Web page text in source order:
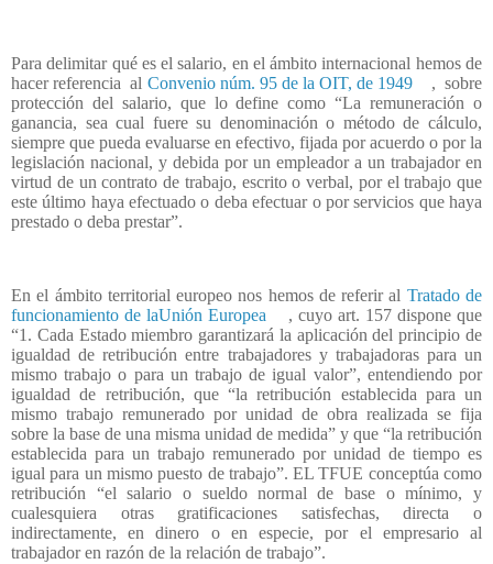
Para delimitar qué es el salario, en el ámbito internacional hemos de
hacer referencia al Convenio núm. 95 de la OIT, de 1949 , sobre
protección del salario, que lo define como “La remuneración o
ganancia, sea cual fuere su denominación o método de cálculo,
siempre que pueda evaluarse en efectivo, fijada por acuerdo o por la
legislación nacional, y debida por un empleador a un trabajador en
virtud de un contrato de trabajo, escrito o verbal, por el trabajo que
este último haya efectuado o deba efectuar o por servicios que haya
prestado o deba prestar”.
En el ámbito territorial europeo nos hemos de referir al Tratado de
funcionamiento de laUnión Europea
, cuyo art. 157 dispone que
“1. Cada Estado miembro garantizará la aplicación del principio de
igualdad de retribución entre trabajadores y trabajadoras para un
mismo trabajo o para un trabajo de igual valor”, entendiendo por
igualdad de retribución, que “la retribución establecida para un
mismo trabajo remunerado por unidad de obra realizada se fija
sobre la base de una misma unidad de medida” y que “la retribución
establecida para un trabajo remunerado por unidad de tiempo es
igual para un mismo puesto de trabajo”. EL TFUE conceptúa como
retribución “el salario o sueldo normal de base o mínimo, y
cualesquiera otras gratificaciones satisfechas, directa o
indirectamente, en dinero o en especie, por el empresario al
trabajador en razón de la relación de trabajo”.